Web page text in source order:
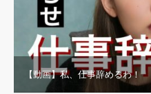
【動画】私、仕事辞めるわ！